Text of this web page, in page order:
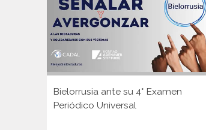
Bielorrusia ante su 4° Examen
Periódico Universal